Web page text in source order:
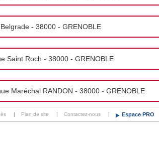
- 38000 - GRENOBLE
Saint Roch - 38000 - GRENOBLE
Maréchal RANDON - 38000 - GRENOBLE
| Plan de site | Contactez-nous | Espace PRO